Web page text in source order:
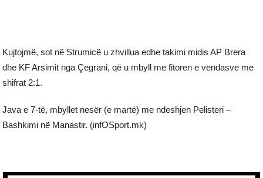
Kujtojmë, sot në Strumicë u zhvillua edhe takimi midis AP Brera
dhe KF Arsimit nga Çegrani, që u mbyll me fitoren e vendasve me
shifrat 2:1.
Java e 7-të, mbyllet nesër (e martë) me ndeshjen Pelisteri –
Bashkimi në Manastir. (infOSport.mk)